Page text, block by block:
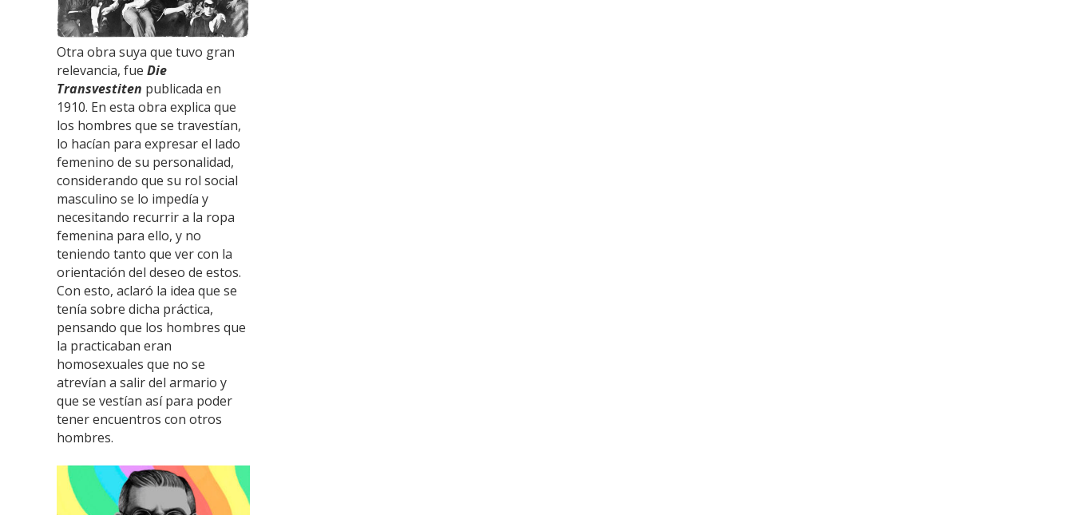
Otra obra suya que tuvo gran
relevancia, fue Die
Transvestiten publicada en
1910. En esta obra explica que
los hombres que se travestían,
lo hacían para expresar el lado
femenino de su personalidad,
considerando que su rol social
masculino se lo impedía y
necesitando recurrir a la ropa
femenina para ello, y no
teniendo tanto que ver con la
orientación del deseo de estos.
Con esto, aclaró la idea que se
tenía sobre dicha práctica,
pensando que los hombres que
la practicaban eran
homosexuales que no se
atrevían a salir del armario y
que se vestían así para poder
tener encuentros con otros
hombres.